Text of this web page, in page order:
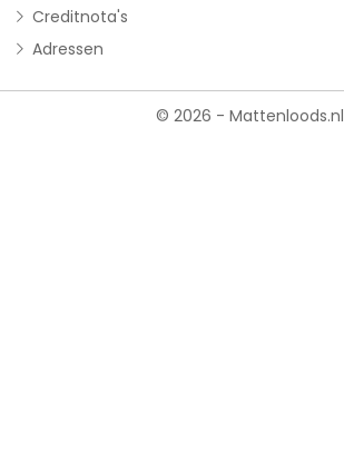
Creditnota's
Adressen
© 2026 - Mattenloods.nl